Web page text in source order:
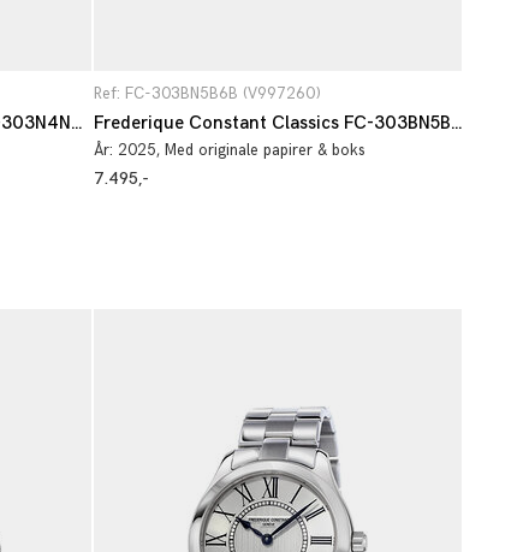
Frederique Constant Highlife FC-303N4NH6B
Ref: FC-303BN5B6B (V997260)
Frederique Constant Classics FC-303BN5B6B
År: 2025, Med originale papirer & boks
7.495,-